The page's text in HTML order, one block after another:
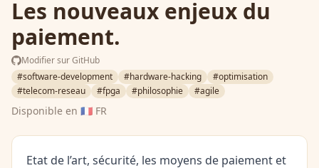
Les nouveaux enjeux du
paiement.
Modifier sur GitHub
#software-development
#hardware-hacking
#optimisation
#telecom-reseau
#fpga #philosophie #agile
Disponible en 🇫🇷 FR
Etat de l’art, sécurité, les moyens de paiement et